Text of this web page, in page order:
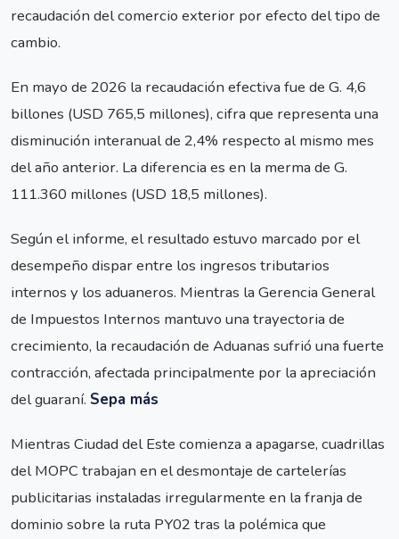
recaudación del comercio exterior por efecto del tipo de
cambio.
En mayo de 2026 la recaudación efectiva fue de G. 4,6
billones (USD 765,5 millones), cifra que representa una
disminución interanual de 2,4% respecto al mismo mes
del año anterior. La diferencia es en la merma de G.
111.360 millones (USD 18,5 millones).
Según el informe, el resultado estuvo marcado por el
desempeño dispar entre los ingresos tributarios
internos y los aduaneros. Mientras la Gerencia General
de Impuestos Internos mantuvo una trayectoria de
crecimiento, la recaudación de Aduanas sufrió una fuerte
contracción, afectada principalmente por la apreciación
del guaraní. Sepa más
Mientras Ciudad del Este comienza a apagarse, cuadrillas
del MOPC trabajan en el desmontaje de cartelerías
publicitarias instaladas irregularmente en la franja de
dominio sobre la ruta PY02 tras la polémica que